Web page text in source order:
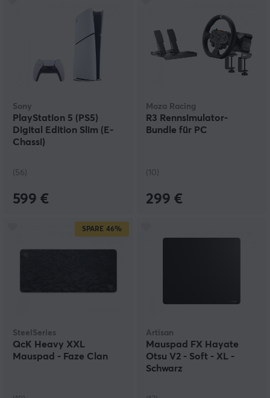
Sony
PlayStation 5 (PS5)
Digital Edition Slim (E-
Chassi)
(56)
599 €
Moza Racing
R3 Rennsimulator-
Bundle für PC
(10)
299 €
SPARE 46%
SteelSeries
QcK Heavy XXL
Mauspad - Faze Clan
Artisan
Mauspad FX Hayate
Otsu V2 - Soft - XL -
Schwarz